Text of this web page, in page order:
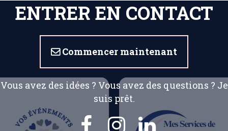
ENTRER EN CONTACT
Commencer maintenant
Vous avez des idées ? Vous avez des questions ? Je
suis prêt.
  